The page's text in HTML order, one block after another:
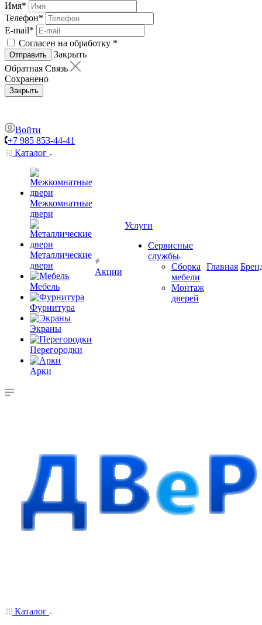
Имя*
Телефон*
E-mail*
Согласен на обработку *
Отправить
Закрыть
Обратная Связь
Сохранено
Закрыть
Войти
+7 985 853-44-41
Каталог
Межкомнатные
двери
Металлические
двери
Мебель
Фурнитура
Экраны
Перегородки
Арки
Акции
Услуги
Сервисные
службы
Сборка
мебели
Монтаж
дверей
Главная
Каталог